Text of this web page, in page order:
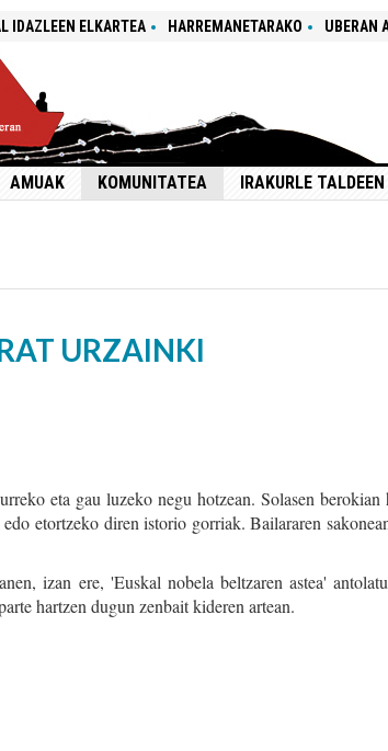
IDAZLEEN ELKARTEA HARREMANETARAKO UBERAN
AMUAK KOMUNITATEA IRAKURLE
URZAINKI
eta gau luzeko negu hotzean. Solasen berokian
etortzeko diren istorio gorriak. Bailararen
izan ere, 'Euskal nobela beltzaren astea'
hartzen dugun zenbait kideren artean.